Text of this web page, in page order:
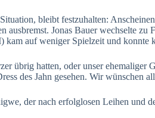
bleibt festzuhalten:
Jonas Bauer wechselte
auf weniger Spielzeit und konnte
übrig hatten, oder unser
des Jahn gesehen. Wir wünschen
der nach erfolglosen Leihen und